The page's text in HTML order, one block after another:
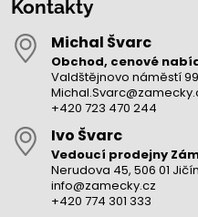
Kontakty
Michal Švarc
Obchod, cenové
Valdštějnovo náměstí
+420 723 470 244
Ivo Švarc
Vedoucí prodejny
Nerudova 45, 506 01 Jičín
info@zamecky.cz
+420 774 301 333